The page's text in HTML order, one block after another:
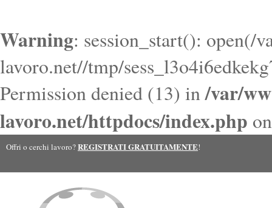
Warning: session_start(): open(/
lavoro.net//tmp/
Permission denied (13) in/var/
lavoro.net/httpdocs/index.php
Offri o cerchi lavoro?REGISTRATI GRATUITAMENTE!